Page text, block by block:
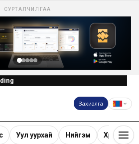
СУРТАЛЧИЛГАА
Захиалга
Уул уурхай Нийгэм Хөрөнгө